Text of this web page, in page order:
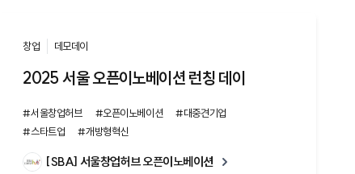
창업 데모데이
2025 서울 오픈이노베이션 런칭 데이
#서울창업허브 #오픈이노베이션
#대중견기업
#스타트업
#개방형혁신
[SBA] 서울창업허브 오픈이노베이션